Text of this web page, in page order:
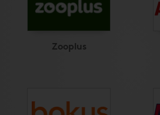
Zooplus